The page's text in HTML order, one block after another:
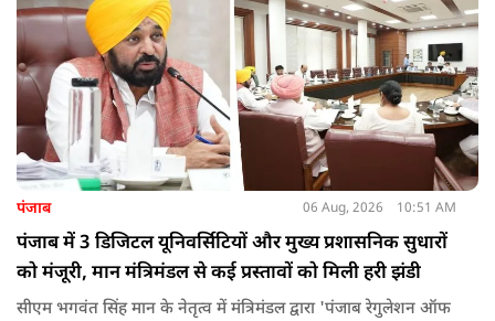
पंजाब 06 Aug, 2026 10:51 AM
पंजाब में 3 डिजिटल यूनिवर्सिटियों और मुख्य प्रशासनिक सुधारों
को मंजूरी, मान मंत्रिमंडल से कई प्रस्तावों को मिली हरी झंडी
सीएम भगवंत सिंह मान के नेतृत्व में मंत्रिमंडल द्वारा 'पंजाब रेगुलेशन ऑफ